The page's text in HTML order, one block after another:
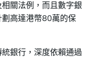
關法例，而且數字銀
高達港幣80萬的保
銀行，深度依賴通過